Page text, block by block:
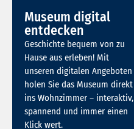
Museum digital
entdecken
Geschichte bequem von zu
Hause aus erleben! Mit
unseren digitalen Angeboten
holen Sie das Museum direkt
ins Wohnzimmer – interaktiv,
spannend und immer einen
Klick wert.